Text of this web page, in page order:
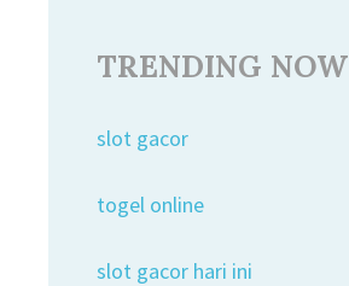
TRENDING NOW
slot gacor
togel online
slot gacor hari ini